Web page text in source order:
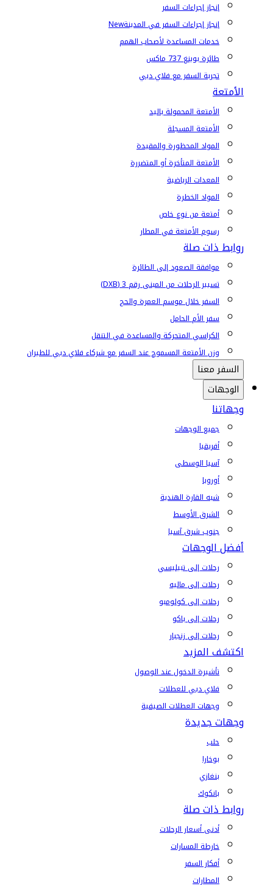
إنجاز إجراءات السفر
إنجاز إجراءات السفر في المدينةNew
خدمات المساعدة لأصحاب الهمم
طائرة بوينغ 737 ماكس
تجربة السفر مع فلاي دبي
الأمتعة
الأمتعة المحمولة باليد
الأمتعة المسجلة
المواد المحظورة والمقيدة
الأمتعة المتأخرة أو المتضررة
المعدات الرياضية
المواد الخطرة
أمتعة من نوع خاص
رسوم الأمتعة في المطار
روابط ذات صلة
موافقة الصعود إلى الطائرة
تسيير الرحلات من المبنى رقم 3 (DXB)
السفر خلال موسم العمرة والحج
سفر الأم الحامل
الكراسي المتحركة والمساعدة في التنقل
وزن الأمتعة المسموح عند السفر مع شركاء فلاي دبي للطيران
السفر معنا
الوجهات
وجهاتنا
جميع الوجهات
أفريقيا
آسيا الوسطى
أوروبا
شبه القارة الهندية
الشرق الأوسط
جنوب شرق آسيا
أفضل الوجهات
رحلات إلى تبيليسي
رحلات إلى ماليه
رحلات إلى كولومبو
رحلات إلى باكو
رحلات إلى زنجبار
اكتشف المزيد
تأشيرة الدخول عند الوصول
فلاي دبي للعطلات
وجهات العطلات الصيفية
وجهات جديدة
حلب
بوخارا
بنغازي
بانكوك
روابط ذات صلة
أدنى أسعار الرحلات
خارطة المسارات
أفكار السفر
المطارات